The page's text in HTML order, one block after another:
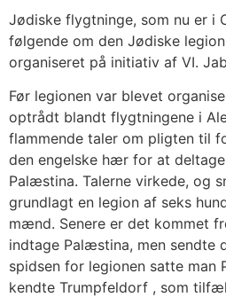
Jødiske flygtninge, som nu er i
følgende om den Jødiske
organiseret på initiativ af VI.
Før legionen var blevet
optrådt blandt flygtningene i
flammende taler om pligten til
den engelske hær for at
Palæstina. Talerne virkede, og
grundlagt en legion af seks
mænd. Senere er det kommet
indtage Palæstina, men sendte
spidsen for legionen satte man
kendte Trumpfeldorf , som